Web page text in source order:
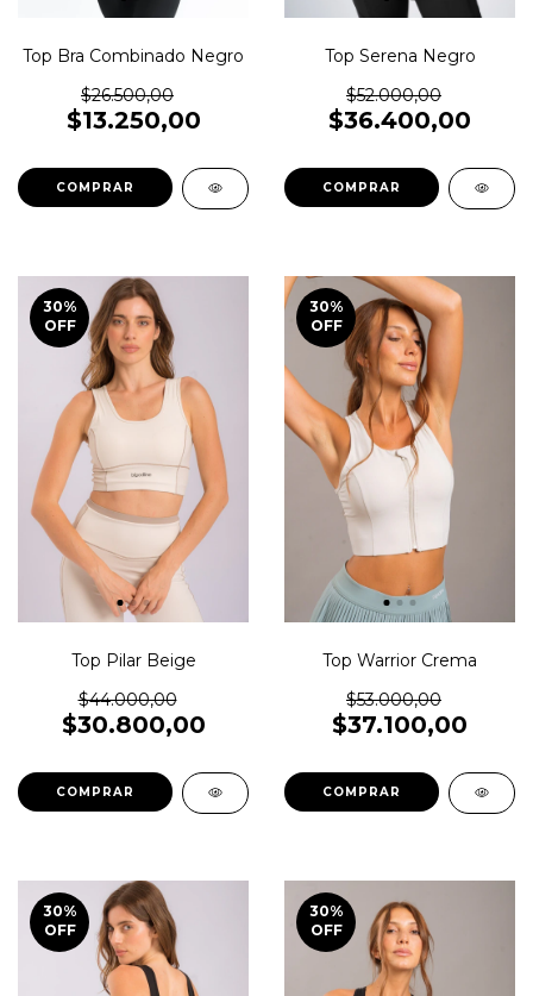
Top Bra Combinado Negro
$26.500,00
$13.250,00
COMPRAR
Top Serena Negro
$52.000,00
$36.400,00
COMPRAR
30%
OFF
Top Pilar Beige
$44.000,00
$30.800,00
COMPRAR
30%
OFF
Top Warrior Crema
$53.000,00
$37.100,00
COMPRAR
30%
OFF
30%
OFF